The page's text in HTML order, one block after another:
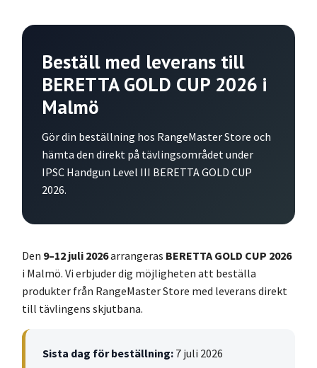
Beställ med leverans till
BERETTA GOLD CUP 2026 i
Malmö
Gör din beställning hos RangeMaster Store och
hämta den direkt på tävlingsområdet under
IPSC Handgun Level III BERETTA GOLD CUP
2026.
Den 9–12 juli 2026arrangeras BERETTA GOLD CUP 2026
i Malmö. Vi erbjuder dig möjligheten att beställa
produkter från RangeMaster Store med leverans direkt
till tävlingens skjutbana.
Sista dag för beställning: 7 juli 2026